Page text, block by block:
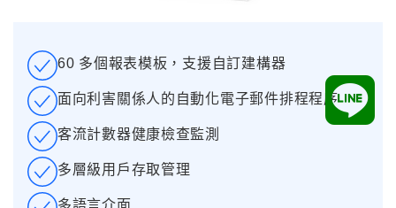
60 多個報表模板，支援自訂建構器
面向利害關係人的自動化電子郵件排程程序
客流計數器健康檢查監測
多層級用戶存取管理